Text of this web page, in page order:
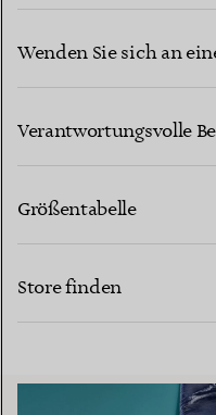
Wenden Sie sich an
Verantwortungsvolle
Größentabelle
Store finden
EINEN STORE IN IHRER